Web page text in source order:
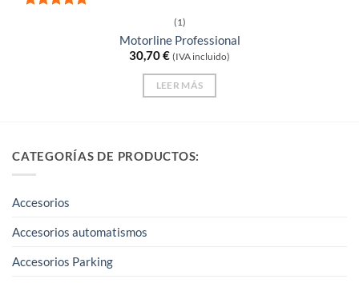
(1)
Motorline Professional
30,70€ (IVA incluido)
LEER MÁS
CATEGORÍAS DE PRODUCTOS:
Accesorios
Accesorios automatismos
Accesorios Parking